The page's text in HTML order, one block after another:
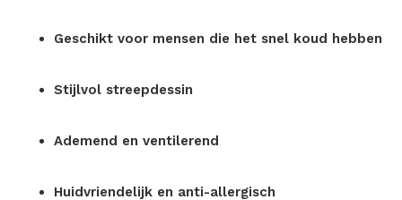
Geschikt voor mensen die het snel koud hebben
Stijlvol streepdessin
Ademend en ventilerend
Huidvriendelijk en anti-allergisch